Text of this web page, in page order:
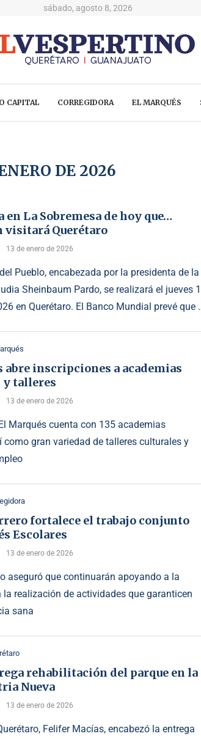
sábado, agosto 8, 2026
CAPITAL CORREGIDORA EL MARQUÉS
DE 2026
en La Sobremesa de hoy que…
visitará Querétaro
13 de enero de 2026
Pueblo, encabezada por la presidenta de la
Sheinbaum Pardo, se realizará el jueves
en Querétaro. El Banco Mundial prevé que
abre inscripciones a academias
y talleres
13 de enero de 2026
Marqués cuenta con 135 academias
como gran variedad de talleres culturales y
fortalece el trabajo conjunto
Escolares
13 de enero de 2026
aseguró que continuarán apoyando a la
realización de actividades que garanticen
sana
rehabilitación del parque en la
Nueva
13 de enero de 2026
Felifer Macías, encabezó la entrega